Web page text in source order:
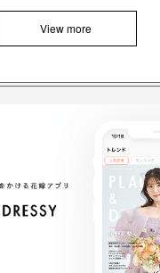
View more